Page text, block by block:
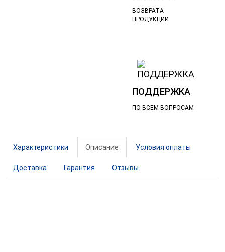
ВОЗВРАТА
ПРОДУКЦИИ
ПОДДЕРЖКА
ПО ВСЕМ ВОПРОСАМ
Характеристики Описание Условия оплаты
Доставка Гарантия Отзывы